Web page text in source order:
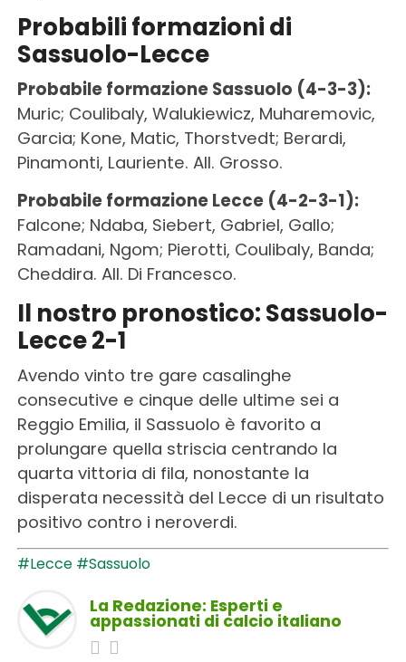
Probabili formazioni di
Sassuolo-Lecce
Probabile formazione Sassuolo (4-3-3):
Muric; Coulibaly, Walukiewicz, Muharemovic,
Garcia; Kone, Matic, Thorstvedt; Berardi,
Pinamonti, Lauriente. All. Grosso.
Probabile formazione Lecce (4-2-3-1):
Falcone; Ndaba, Siebert, Gabriel, Gallo;
Ramadani, Ngom; Pierotti, Coulibaly, Banda;
Cheddira. All. Di Francesco.
Il nostro pronostico: Sassuolo-
Lecce 2-1
Avendo vinto tre gare casalinghe
consecutive e cinque delle ultime sei a
Reggio Emilia, il Sassuolo è favorito a
prolungare quella striscia centrando la
quarta vittoria di fila, nonostante la
disperata necessità del Lecce di un risultato
positivo contro i neroverdi.
#Lecce #Sassuolo
La Redazione: Esperti e
appassionati di calcio italiano